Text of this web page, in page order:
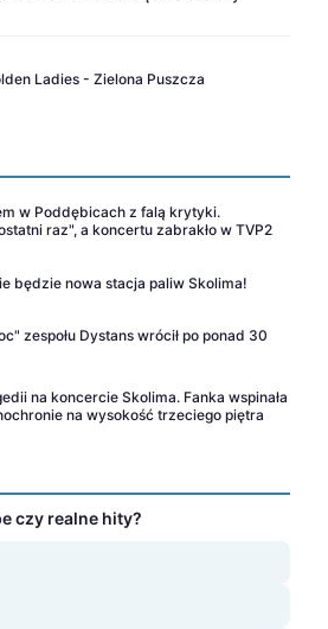
Ladies - Zielona Puszcza
w Poddębicach z falą krytyki.
raz", a koncertu zabrakło w TVP2
będzie nowa stacja paliw Skolima!
zespołu Dystans wrócił po ponad 30
na koncercie Skolima. Fanka wspinała
na wysokość trzeciego piętra
czy realne hity?